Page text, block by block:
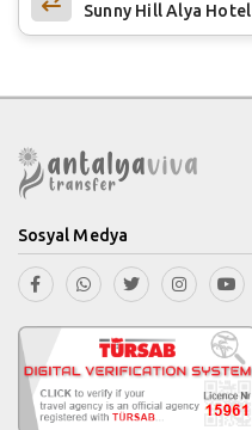
Sunny Hill Alya Hotel
Sosyal Medya